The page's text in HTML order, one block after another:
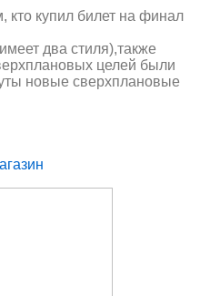
купил билет на финал
два стиля),также
целей были
новые сверхплановые